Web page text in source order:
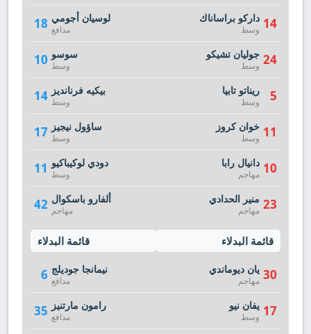
18 لوسيان أجومي
مدافع
10 سوسو
وسط
14 بيكيه فرنانديز
وسط
17 ساؤول نيجيز
وسط
11 دودي لوكيباكيو
وسط
42 ألفارو باسكوال
مهاجم
قائمة البدلاء
6 نيمانجا جوديلج
مدافع
35 رامون مارتنيز
مدافع
14 داركو براساناك
وسط
24 جوليان تشيكو
وسط
5 ريناتو تابيا
وسط
11 خوان كروز
وسط
10 دانيال رابا
مهاجم
23 منير الحدادي
مهاجم
قائمة البدلاء
30 يان ديوماندي
مهاجم
17 يفان نيو
وسط